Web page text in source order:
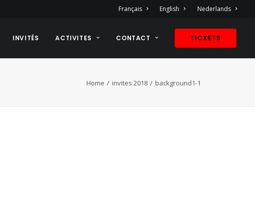
Français English Nederlands
INVITÉS ACTIVITES CONTACT TICKETS
Home invites 2018 background1-1